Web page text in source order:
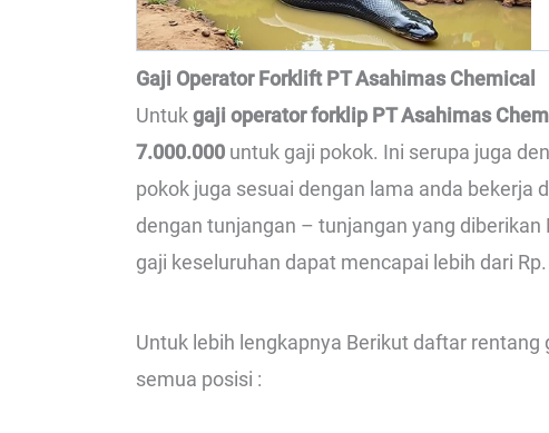
Gaji Operator Forklift PT Asahimas Chemical
Untukgaji operator forklip PT Asahimas
7.000.000 untuk gaji pokok. Ini serupa juga
pokok juga sesuai dengan lama anda bekerja
dengan tunjangan – tunjangan yang
gaji keseluruhan dapat mencapai lebih dari
Untuk lebih lengkapnya Berikut daftar
semua posisi :